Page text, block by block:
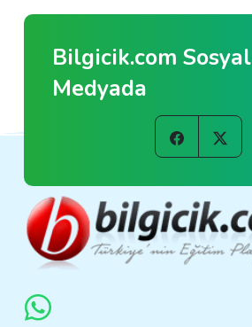
Bilgicik.com Sosyal
Medyada